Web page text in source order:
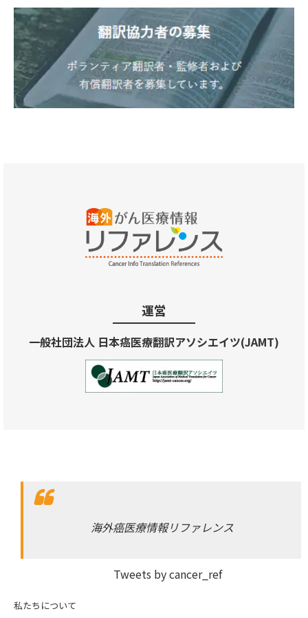
運営
一般社団法人 日本癌医療翻訳アソシエイツ(JAMT)
海外癌医療情報リファレンス
Tweets by cancer_ref
私たちについて